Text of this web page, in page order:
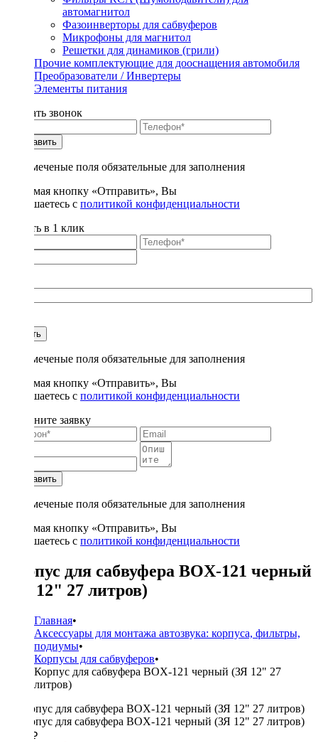
автомагнитол
Фазоинверторы для сабвуферов
Микрофоны для магнитол
Решетки для динамиков (грили)
Прочие комплектующие для дооснащения автомобиля
Преобразователи / Инвертеры
Элементы питания
Заказать звонок
Отправить
* - отмеченые поля обязательные для заполнения
Нажимая кнопку «Отправить», Вы
соглашаетесь с политикой конфиденциальности
Купить в 1 клик
Купить
* - отмеченые поля обязательные для заполнения
Нажимая кнопку «Отправить», Вы
соглашаетесь с политикой конфиденциальности
Заполните заявку
Отправить
* - отмеченые поля обязательные для заполнения
Нажимая кнопку «Отправить», Вы
соглашаетесь с политикой конфиденциальности
Корпус для сабвуфера BOX-121 черный
(ЗЯ 12" 27 литров)
Главная•
Аксессуары для монтажа автозвука: корпуса, фильтры,
подиумы•
Корпусы для сабвуферов•
Корпус для сабвуфера BOX-121 черный (ЗЯ 12" 27
литров)
3700 ₽